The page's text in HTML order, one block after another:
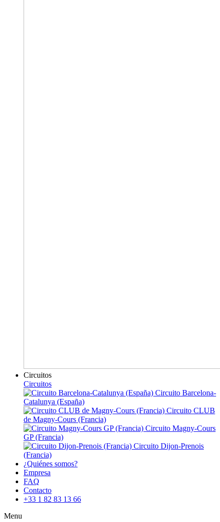
Circuitos
Circuitos
Circuito Barcelona-
Catalunya (España)
Circuito CLUB
de Magny-Cours (Francia)
Circuito Magny-Cours
GP (Francia)
Circuito Dijon-Prenois
(Francia)
¿Quiénes somos?
Empresa
FAQ
Contacto
+33 1 82 83 13 66
Menu